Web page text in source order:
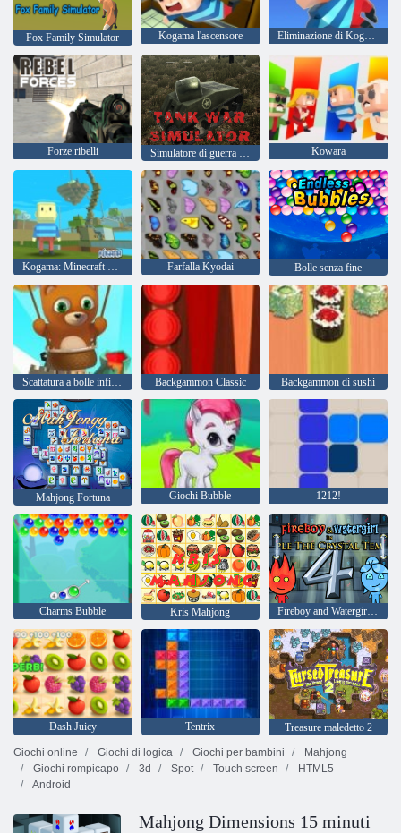
Fox Family Simulator Kogama l'ascensore Eliminazione di Kogama
Forze ribelli Kowara
Kogama: Minecraft Sky Land Farfalla Kyodai Bolle senza fine
Scattatura a bolle infinita Backgammon Classic Backgammon di sushi
Mahjong Fortuna Giochi Bubble 1212!
Charms Bubble Kris Mahjong Fireboy and Watergirl 4: Tempio di Cristallo
Dash Juicy Tentrix
Treasure maledetto 2
Giochi online
Giochi di logica Giochi per bambini
Mahjong
Giochi rompicapo
3d Spot Touch screen
HTML5
Android
Mahjong Dimensions 15 minuti